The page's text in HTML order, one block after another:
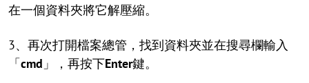
在一個資料夾將它解壓縮。
3、再次打開檔案總管，找到資料夾並在搜尋欄輸入
「cmd 」，再按下Enter鍵。